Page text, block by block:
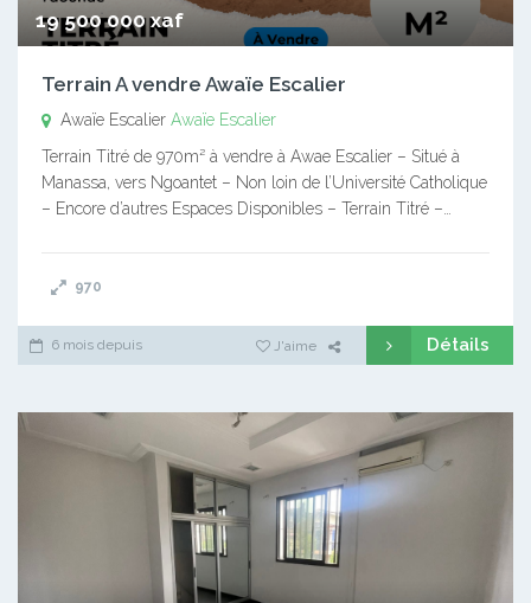
19 500 000 xaf
Terrain A vendre Awaïe Escalier
Awaïe Escalier Awaïe Escalier
Terrain Titré de 970m² à vendre à Awae Escalier – Situé à
Manassa, vers Ngoantet – Non loin de l’Université Catholique
– Encore d’autres Espaces Disponibles – Terrain Titré –…
970
6 mois depuis J'aime Détails